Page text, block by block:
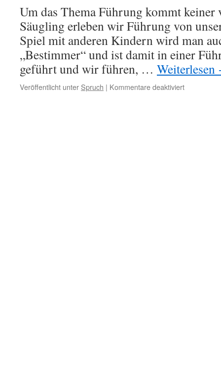
Um das Thema Führung kommt keiner
Säugling erleben wir Führung von
Spiel mit anderen Kindern wird man
„Bestimmer“ und ist damit in einer
geführt und wir führen, … Weiterlesen
Veröffentlicht unter Spruch | Kommentare deaktiviertfür